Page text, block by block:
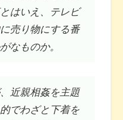
はいえ、テレビ
売り物にする番
なものか。
近親相姦を主題
でわざと下着を